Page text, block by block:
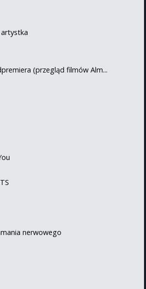
artystka
(przegląd filmów Alm...
nerwowego